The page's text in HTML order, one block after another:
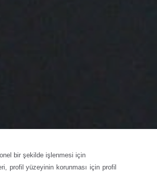
bir şekilde işlenmesi için
profil yüzeyinin korunması için profil